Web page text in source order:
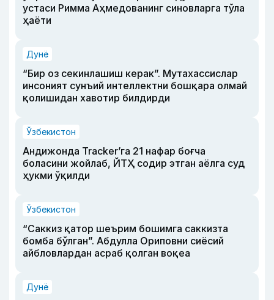
устаси Римма Аҳмедованинг синовларга тўла
ҳаёти
Дунё
“Бир оз секинлашиш керак”. Мутахассислар
инсоният сунъий интеллектни бошқара олмай
қолишидан хавотир билдирди
Ўзбекистон
Андижонда Tracker’га 21 нафар боғча
боласини жойлаб, ЙТҲ содир этган аёлга суд
ҳукми ўқилди
Ўзбекистон
“Саккиз қатор шеърим бошимга саккизта
бомба бўлган”. Абдулла Ориповни сиёсий
айбловлардан асраб қолган воқеа
Дунё